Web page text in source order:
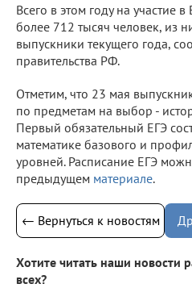
Всего в этом году на участие
более 712 тысяч человек, из
выпускники текущего года,
правительства РФ.
Отметим, что 23 мая
по предметам на выбор -
Первый обязательный ЕГЭ
математике базового и
уровней. Расписание ЕГЭ
предыдущем материале.
← Вернуться к новостям
Хотите читать наши новости
всех?